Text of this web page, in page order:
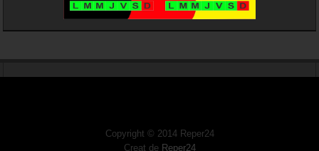
Copyright © 2014 Reper24
Creat de Reper24